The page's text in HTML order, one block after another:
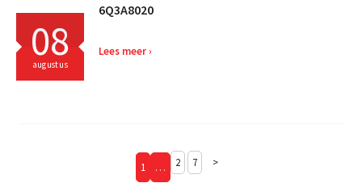
08
augustus
6Q3A8020
Lees meer
1 2
… 7 >